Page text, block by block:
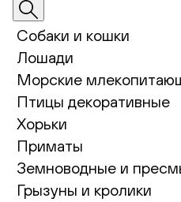
Собаки и кошки
Лошади
Морские
Птицы декоративные
Хорьки
Приматы
Земноводные и
Грызуны и кролики